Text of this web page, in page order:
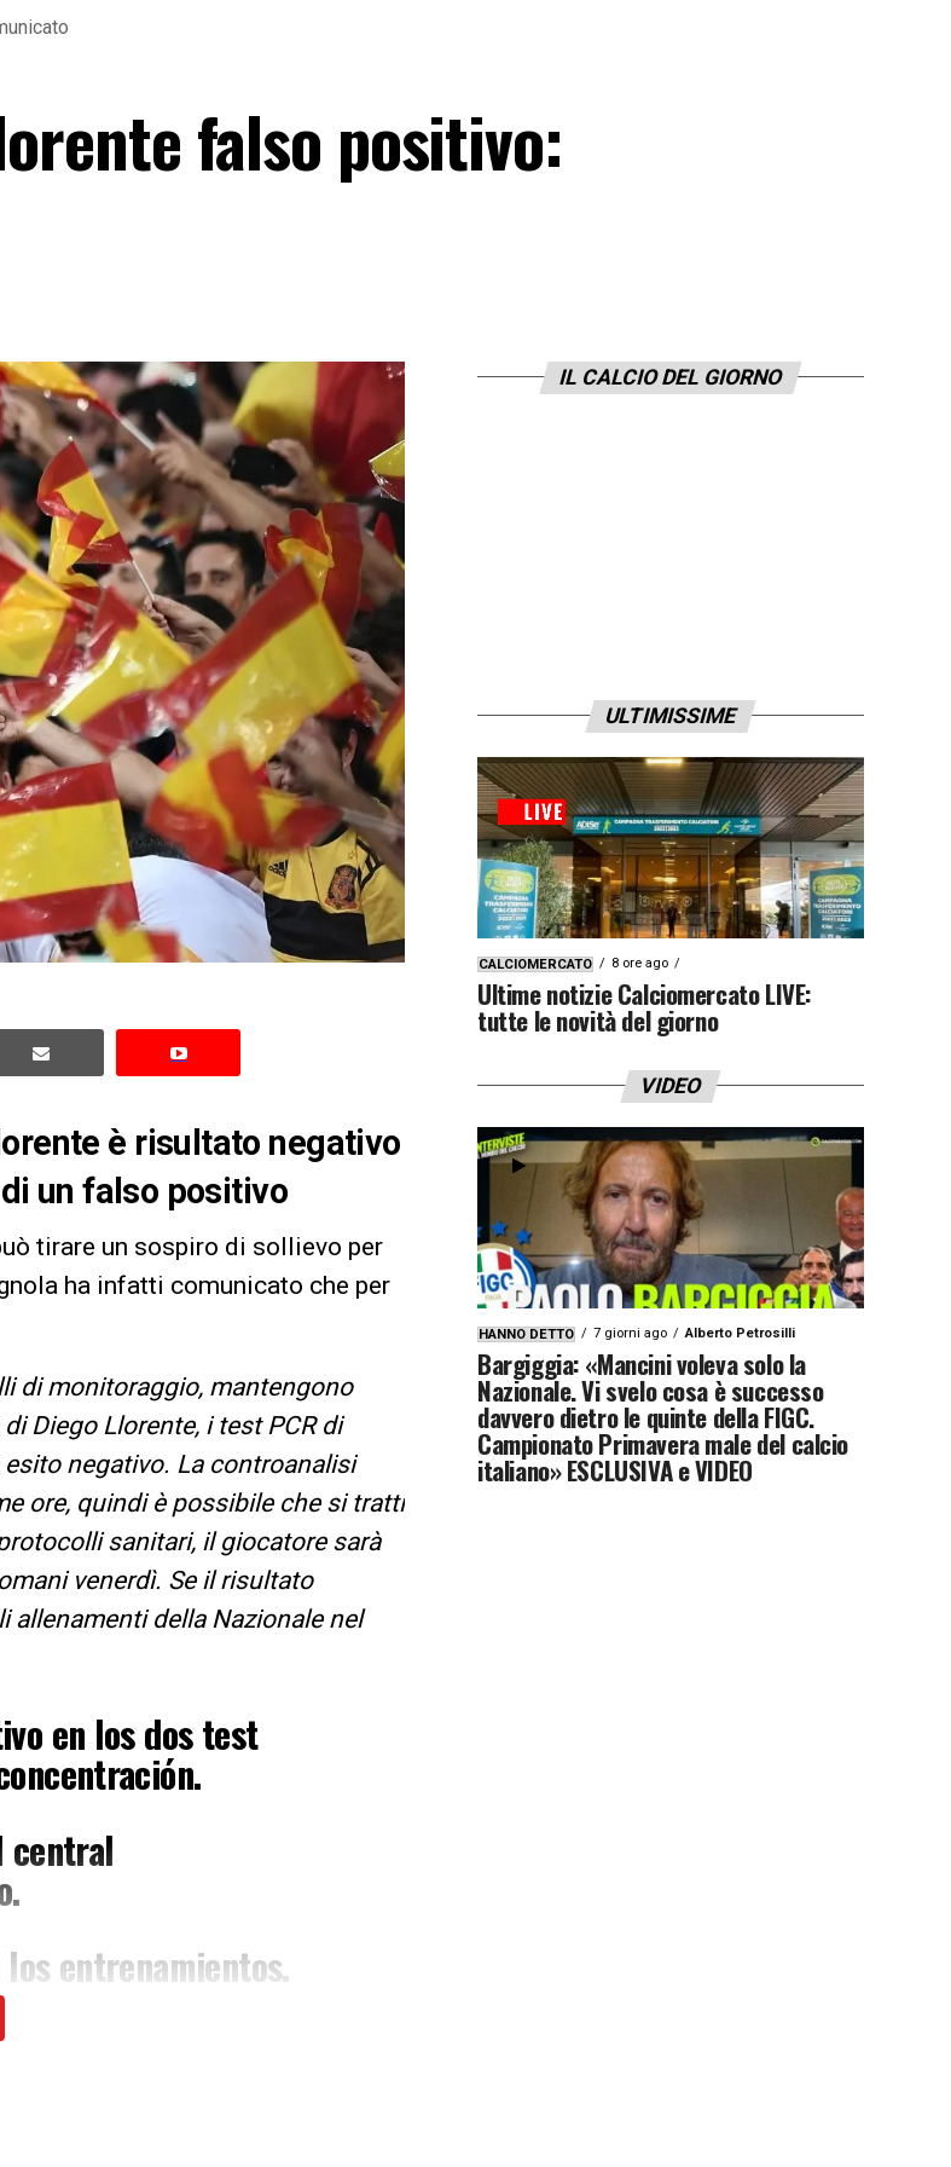
falso positivo:
è risultato negativo
un falso positivo
tirare un sospiro di sollievo per
ha infatti comunicato che per
di monitoraggio, mantengono
Diego Llorente, i test PCR di
negativo. La controanalisi
ore, quindi è possibile che si tratti
sanitari, il giocatore sarà
venerdì. Se il risultato
allenamenti della Nazionale nel
en los dos test
central
entrenamientos.
IL CALCIO DEL GIORNO
ULTIMISSIME
CALCIOMERCATO 8 ore ago
Ultime notizie Calciomercato LIVE:
tutte le novità del giorno
VIDEO
HANNO DETTO 7 giorni ago Alberto Petrosilli
Bargiggia: «Mancini voleva solo la
Nazionale. Vi svelo cosa è successo
davvero dietro le quinte della FIGC.
Campionato Primavera male del calcio
italiano» ESCLUSIVA e VIDEO